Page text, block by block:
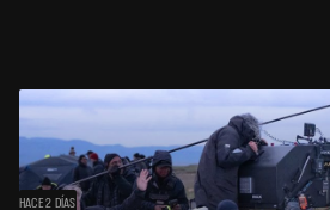
HACE 2 DÍAS